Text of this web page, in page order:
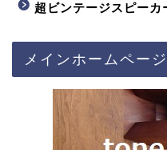
超ビンテージスピーカ
メインホームページ